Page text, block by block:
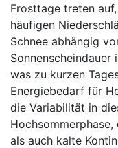
Frosttage treten
häufigen
Schnee abhängig
Sonnenscheindauer
was zu kurzen
Energiebedarf für
die Variabilität in
als auch kalte